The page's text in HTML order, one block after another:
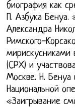
биография как
П. Азбука Бенуа.
Александра
Римского-
мирискусниками
(СРХ) и
Москве. Н. Бенуа
Национальной
«Заигрывание